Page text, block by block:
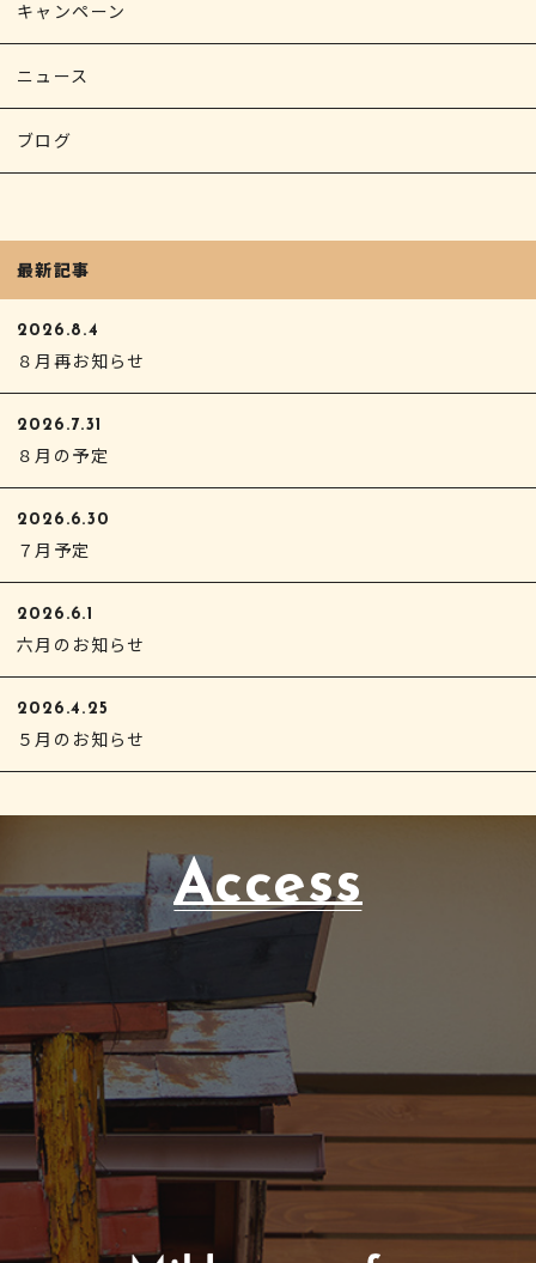
キャンペーン
ニュース
ブログ
最新記事
2026.8.4
８月再お知らせ
2026.7.31
８月の予定
2026.6.30
７月予定
2026.6.1
六月のお知らせ
2026.4.25
５月のお知らせ
Access